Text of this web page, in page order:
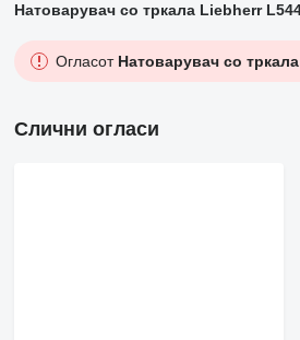
Натоварувач со тркала Liebherr
Огласот Натоварувач со
Слични огласи